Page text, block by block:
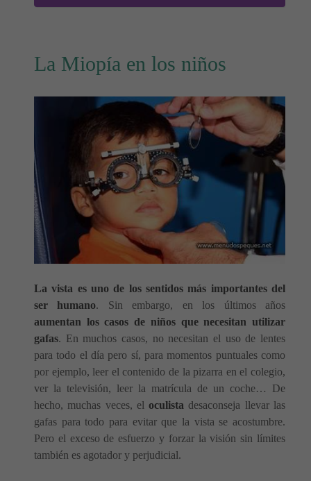
La Miopía en los niños
La vista es uno de los sentidos más importantes del
ser humano. Sin embargo, en los últimos años
aumentan los casos de niños que necesitan utilizar
gafas. En muchos casos, no necesitan el uso de lentes
para todo el día pero sí, para momentos puntuales como
por ejemplo, leer el contenido de la pizarra en el colegio,
ver la televisión, leer la matrícula de un coche… De
hecho, muchas veces, eloculista desaconseja llevar las
gafas para todo para evitar que la vista se acostumbre.
Pero el exceso de esfuerzo y forzar la visión sin límites
también es agotador y perjudicial.